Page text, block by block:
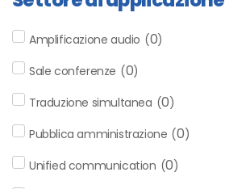
Amplificazione audio (0)
Sale conferenze (0)
Traduzione simultanea (0)
Pubblica amministrazione (0)
Unified communication (0)